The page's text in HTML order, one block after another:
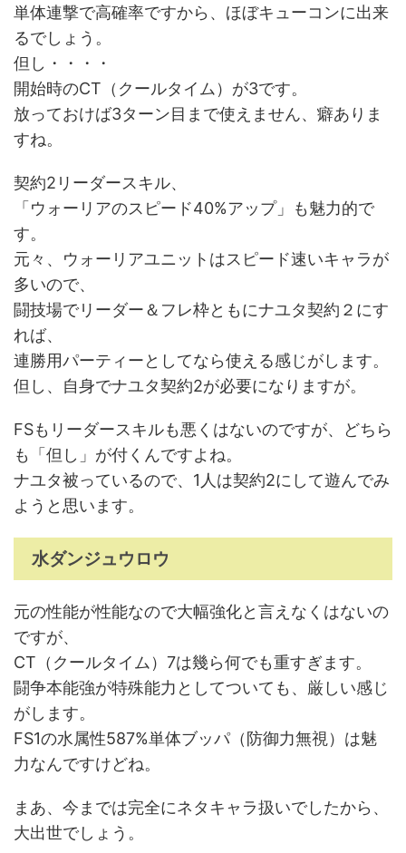
単体連撃で高確率ですから、ほぼキューコンに出来
るでしょう。
但し・・・・
開始時のCT（クールタイム）が3です。
放っておけば3ターン目まで使えません、癖ありま
すね。
契約2リーダースキル、
「ウォーリアのスピード40%アップ」も魅力的で
す。
元々、ウォーリアユニットはスピード速いキャラが
多いので、
闘技場でリーダー＆フレ枠ともにナユタ契約２にす
れば、
連勝用パーティーとしてなら使える感じがします。
但し、自身でナユタ契約2が必要になりますが。
FSもリーダースキルも悪くはないのですが、どちら
も「但し」が付くんですよね。
ナユタ被っているので、1人は契約2にして遊んでみ
ようと思います。
水ダンジュウロウ
元の性能が性能なので大幅強化と言えなくはないの
ですが、
CT（クールタイム）7は幾ら何でも重すぎます。
闘争本能強が特殊能力としてついても、厳しい感じ
がします。
FS1の水属性587%単体ブッパ（防御力無視）は魅
力なんですけどね。
まあ、今までは完全にネタキャラ扱いでしたから、
大出世でしょう。